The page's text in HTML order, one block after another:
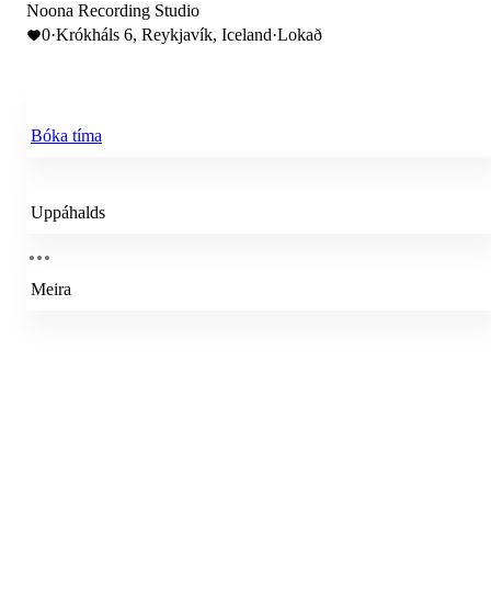
Noona Recording Studio
0·Krókháls 6, Reykjavík, Iceland·Lokað
Bóka tíma
Uppáhalds
Meira